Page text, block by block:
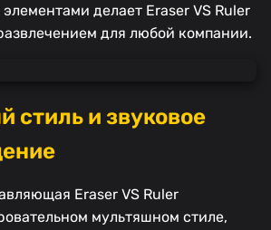
делает Eraser VS Ruler
для любой компании.
стиль и звуковое
Eraser VS Ruler
мультяшном стиле,